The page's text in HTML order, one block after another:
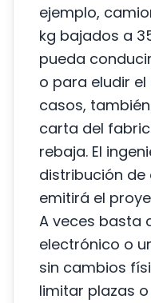
ejemplo,
kg bajados a
pueda
o para eludir
casos,
carta del
rebaja. El
distribución
emitirá el
A veces basta
electrónico o
sin cambios
limitar plazas